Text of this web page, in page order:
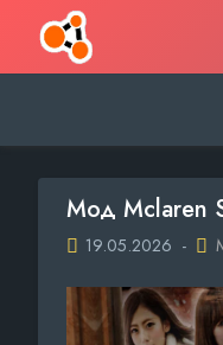
Мод Mclaren
19.05.2026 -